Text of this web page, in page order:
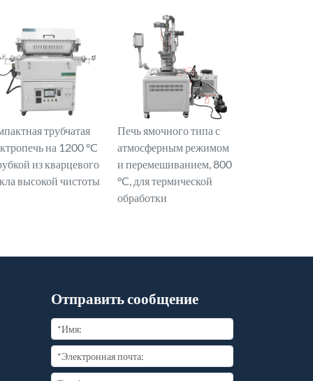
трубчатая
на 1200 °C
из кварцевого
высокой чистоты
Печь ямочного типа с
атмосферным режимом
и перемешиванием, 800
°C, для термической
обработки
Отправить сообщение